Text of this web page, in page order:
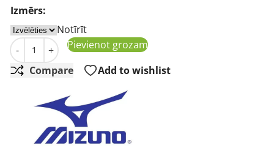
Izmērs:
Notīrīt
-
Vīriešu golfa polo krekliņš Mizuno Elite Bloc Polo dream
+
Pievienot grozam
Compare
Add to wishlist